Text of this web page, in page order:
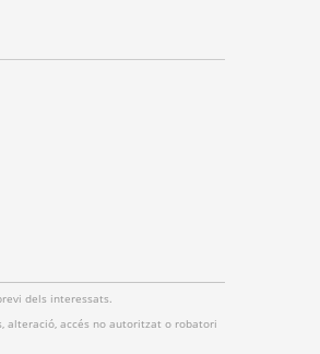
dels interessats.
alteració, accés no autoritzat o robatori